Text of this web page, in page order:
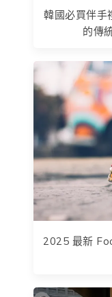
韓國必買伴手
的傳
2025 最新